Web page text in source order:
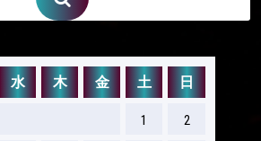
水 木 金 土 日
1 2